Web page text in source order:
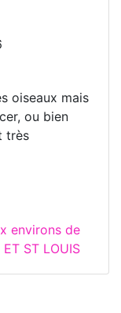
oiseaux mais
ou bien
très
environs de
ET ST LOUIS